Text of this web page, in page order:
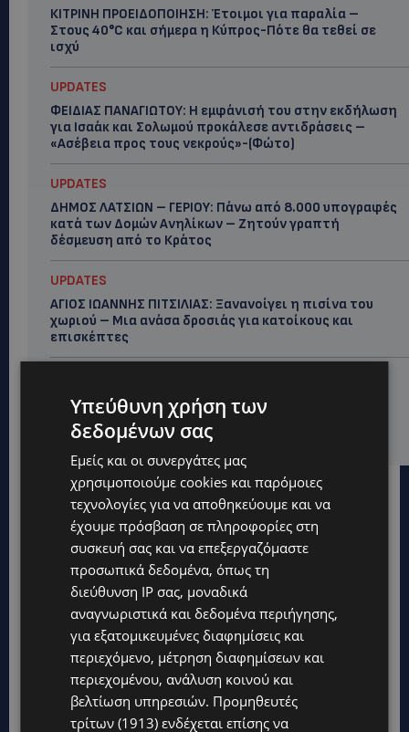
ΚΙΤΡΙΝΗ ΠΡΟΕΙΔΟΠΟΙΗΣΗ: Έτοιμοι για παραλία –
Στους 40°C και σήμερα η Κύπρος-Πότε θα τεθεί σε
ισχύ
UPDATES
ΦΕΙΔΙΑΣ ΠΑΝΑΓΙΩΤΟΥ: Η εμφάνισή του στην εκδήλωση
για Ισαάκ και Σολωμού προκάλεσε αντιδράσεις –
«Ασέβεια προς τους νεκρούς»-(Φώτο)
UPDATES
ΔΗΜΟΣ ΛΑΤΣΙΩΝ – ΓΕΡΙΟΥ: Πάνω από 8.000 υπογραφές
κατά των Δομών Ανηλίκων – Ζητούν γραπτή
δέσμευση από το Κράτος
UPDATES
ΑΓΙΟΣ ΙΩΑΝΝΗΣ ΠΙΤΣΙΛΙΑΣ: Ξανανοίγει η πισίνα του
χωριού – Μια ανάσα δροσιάς για κατοίκους και
επισκέπτες
ΕΛΕΝΑ ΠΑΠΑΔΟΠΟΥΛΟΥ: Από τη σκηνή στην
Αντιπροεδρία του ΘΟΚ – «Μεγάλη τιμή και μεγάλη
ευθύνη»
Υπεύθυνη χρήση των
δεδομένων σας
Εμείς και οι συνεργάτες μας
χρησιμοποιούμε cookies και παρόμοιες
τεχνολογίες για να αποθηκεύουμε και να
έχουμε πρόσβαση σε πληροφορίες στη
συσκευή σας και να επεξεργαζόμαστε
προσωπικά δεδομένα, όπως τη
διεύθυνση IP σας, μοναδικά
αναγνωριστικά και δεδομένα περιήγησης,
για εξατομικευμένες διαφημίσεις και
περιεχόμενο, μέτρηση διαφημίσεων και
περιεχομένου, ανάλυση κοινού και
βελτίωση υπηρεσιών. Προμηθευτές
τρίτων (1913) ενδέχεται επίσης να